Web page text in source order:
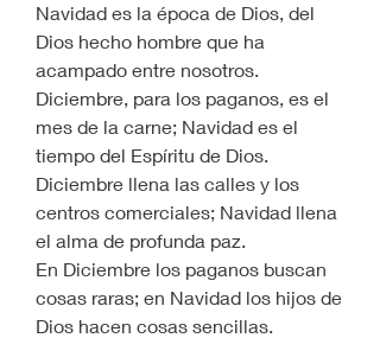
Navidad es la época de Dios, del
Dios hecho hombre que ha
acampado entre nosotros.
Diciembre, para los paganos, es el
mes de la carne; Navidad es el
tiempo del Espíritu de Dios.
Diciembre llena las calles y los
centros comerciales; Navidad llena
el alma de profunda paz.
En Diciembre los paganos buscan
cosas raras; en Navidad los hijos de
Dios hacen cosas sencillas.